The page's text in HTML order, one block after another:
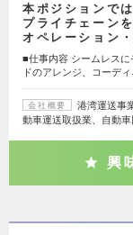
本ポジションで
プライチェーン
オペレーション
■仕事内容 シームレス
ドのアレンジ、コーデ
会社概要
港湾運送事
動車運送取扱業、自動
興